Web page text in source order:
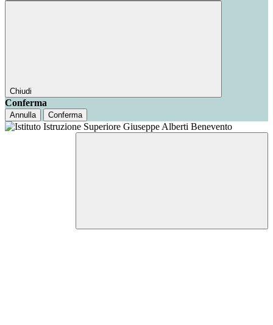
Chiudi
Conferma
Annulla Conferma